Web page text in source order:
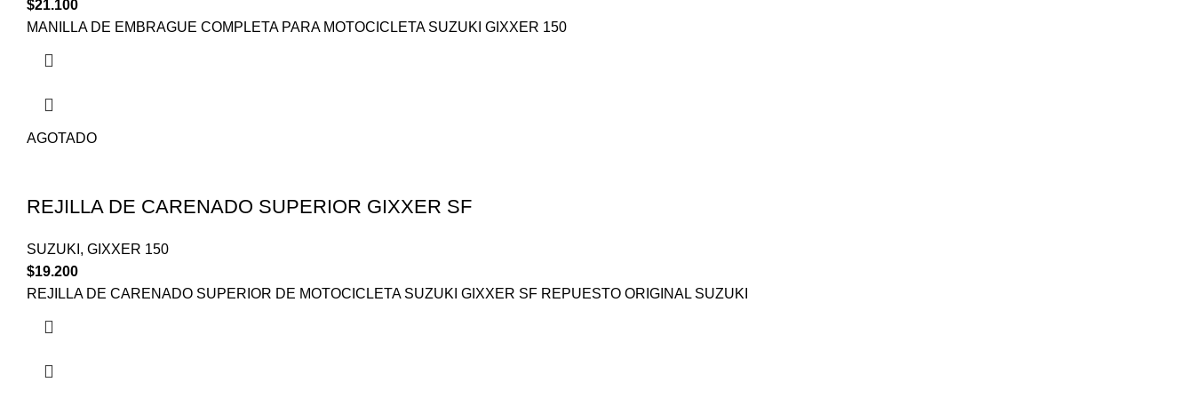
$21.100
MANILLA DE EMBRAGUE COMPLETA PARA MOTOCICLETA SUZUKI GIXXER 150
AGOTADO
REJILLA DE CARENADO SUPERIOR GIXXER SF
SUZUKI , GIXXER 150
$19.200
REJILLA DE CARENADO SUPERIOR DE MOTOCICLETA SUZUKI GIXXER SF REPUESTO ORIGINAL SUZUKI